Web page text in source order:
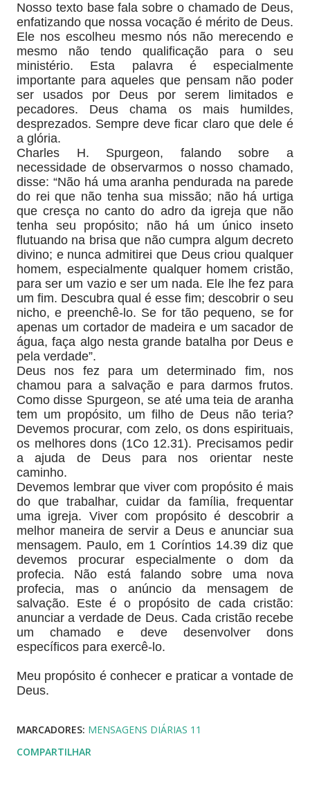
Nosso texto base fala sobre o chamado de Deus,
enfatizando que nossa vocação é mérito de Deus.
Ele nos escolheu mesmo nós não merecendo e
mesmo não tendo qualificação para o seu
ministério. Esta palavra é especialmente
importante para aqueles que pensam não poder
ser usados por Deus por serem limitados e
pecadores. Deus chama os mais humildes,
desprezados. Sempre deve ficar claro que dele é
a glória.
Charles H. Spurgeon, falando sobre a
necessidade de observarmos o nosso chamado,
disse: “Não há uma aranha pendurada na parede
do rei que não tenha sua missão; não há urtiga
que cresça no canto do adro da igreja que não
tenha seu propósito; não há um único inseto
flutuando na brisa que não cumpra algum decreto
divino; e nunca admitirei que Deus criou qualquer
homem, especialmente qualquer homem cristão,
para ser um vazio e ser um nada. Ele lhe fez para
um fim. Descubra qual é esse fim; descobrir o seu
nicho, e preenchê-lo. Se for tão pequeno, se for
apenas um cortador de madeira e um sacador de
água, faça algo nesta grande batalha por Deus e
pela verdade”.
Deus nos fez para um determinado fim, nos
chamou para a salvação e para darmos frutos.
Como disse Spurgeon, se até uma teia de aranha
tem um propósito, um filho de Deus não teria?
Devemos procurar, com zelo, os dons espirituais,
os melhores dons (1Co 12.31). Precisamos pedir
a ajuda de Deus para nos orientar neste
caminho.
Devemos lembrar que viver com propósito é mais
do que trabalhar, cuidar da família, frequentar
uma igreja. Viver com propósito é descobrir a
melhor maneira de servir a Deus e anunciar sua
mensagem. Paulo, em 1 Coríntios 14.39 diz que
devemos procurar especialmente o dom da
profecia. Não está falando sobre uma nova
profecia, mas o anúncio da mensagem de
salvação. Este é o propósito de cada cristão:
anunciar a verdade de Deus. Cada cristão recebe
um chamado e deve desenvolver dons
específicos para exercê-lo.
Meu propósito é conhecer e praticar a vontade de
Deus.
MARCADORES: MENSAGENS DIÁRIAS 11
COMPARTILHAR